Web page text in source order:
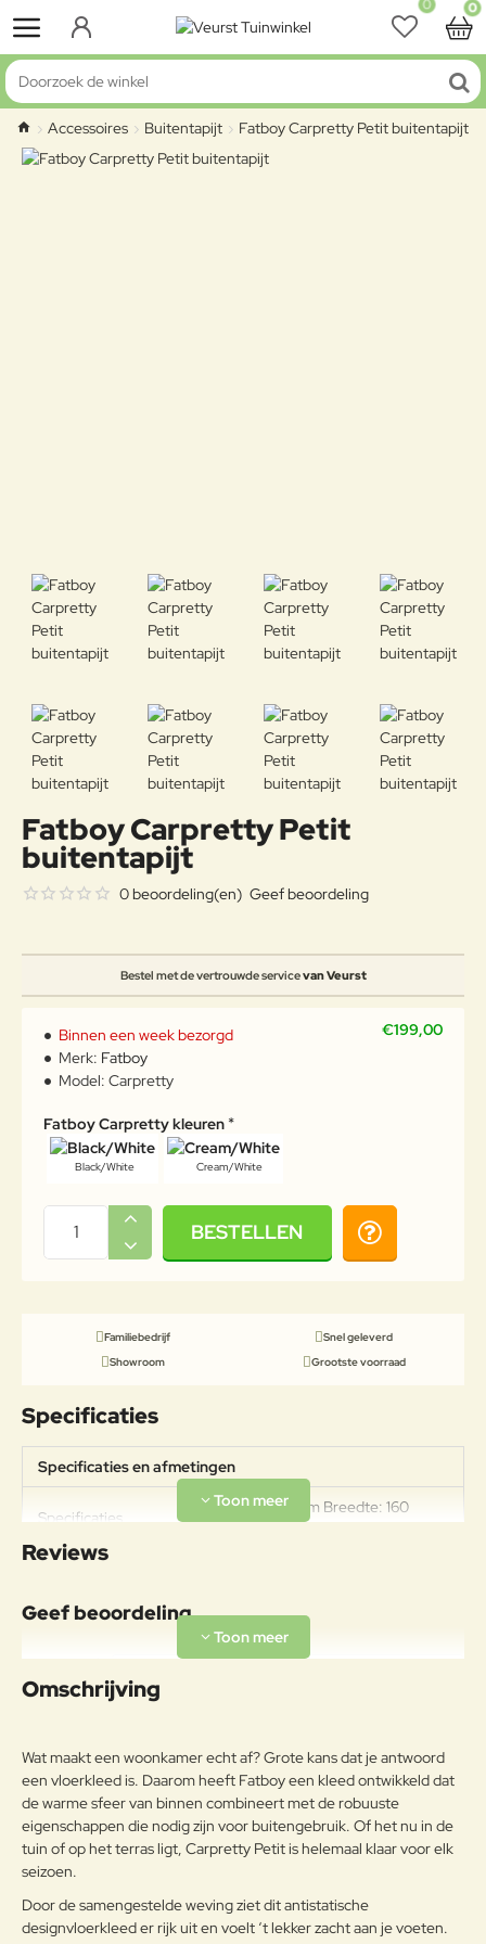
0 0
Doorzoek de winkel
home
Accessoires Buitentapijt Fatboy Carpretty Petit buitentapijt
Fatboy Carpretty Petit
buitentapijt
Bestel met de vertrouwde servicevan Veurst
0 beoordeling(en) Geef beoordeling
€199,00
Binnen een week bezorgd
Merk: Fatboy
Model: Carpretty
Fatboy Carpretty kleuren
Black/White Cream/White
BESTELLEN
Familiebedrijf
Snel geleverd
Showroom
Grootste voorraad
Specificaties
Specificaties en afmetingen
Specificaties
Lengte: 230 cm Breedte: 160
Polypropyleen
het kleed in topconditie te houden.
Langdurige blootstelling aan direct
verlengen, is het belangrijk het
kleed op een droge en
schaduwrijke plek op te bergen
wanneer het niet in gebruik is. Zorg
er altijd voor dat het kleed schoon
kan gaan.
Reviews
Geef beoordeling
Uw naam:
Note:HTML-code wordt niet vertaald!
Waardering:
g:
Omschrijving
Wat maakt een woonkamer echt af? Grote kans dat je antwoord
een vloerkleed is. Daarom heeft Fatboy een kleed ontwikkeld dat
de warme sfeer van binnen combineert met de robuuste
eigenschappen die nodig zijn voor buitengebruik. Of het nu in de
tuin of op het terras ligt, Carpretty Petit is helemaal klaar voor elk
seizoen.
Door de samengestelde weving ziet dit antistatische
designvloerkleed er rijk uit en voelt ‘t lekker zacht aan je voeten.